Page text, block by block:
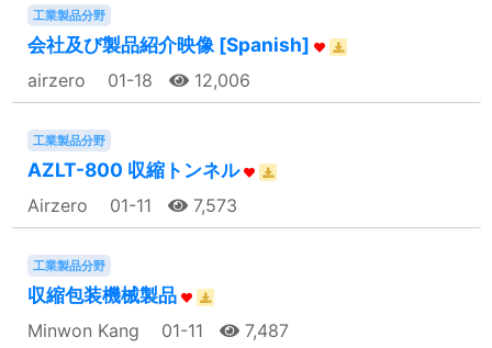
工業製品分野
会社及び製品紹介映像 [Spanish]
airzero 01-18 12,006
工業製品分野
AZLT-800 収縮トンネル
Airzero 01-11 7,573
工業製品分野
収縮包装機械製品
Minwon Kang 01-11 7,487